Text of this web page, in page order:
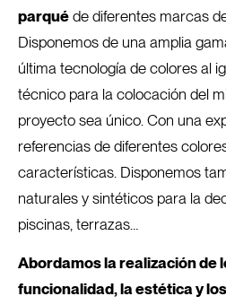
parqué de diferentes marcas
Disponemos de una amplia
última tecnología de colores al
técnico para la colocación del
proyecto sea único. Con una
referencias de diferentes
características. Disponemos
naturales y sintéticos para la
piscinas, terrazas…
Abordamos la realización de
funcionalidad, la estética y